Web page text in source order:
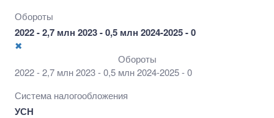
Обороты
2022 - 2,7 млн 2023 - 0,5 млн 2024-2025 - 0
✖
Обороты
2022 - 2,7 млн 2023 - 0,5 млн 2024-2025 - 0
Система налогообложения
УСН